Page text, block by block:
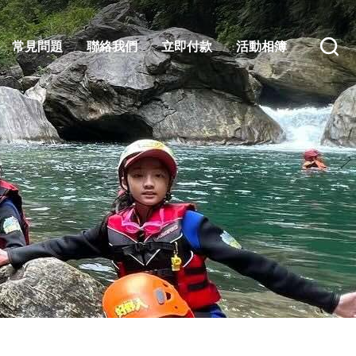
常見問題 聯絡我們 立即付款 活動相簿